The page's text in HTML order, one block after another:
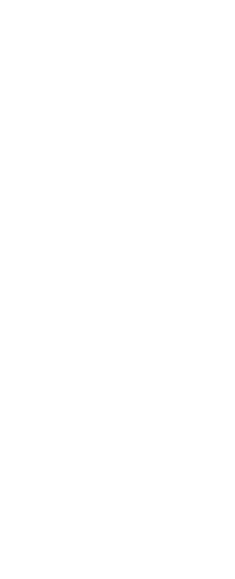
La presidenta del
Pesquera,
director del centro
Alcalá del Río
Esta jornada es
compostaje de
destacando el
fertilizantes e
generando